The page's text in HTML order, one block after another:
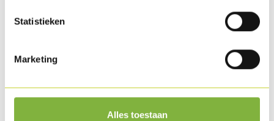
Statistieken
Marketing
Alles toestaan
Tartare de poulet ‘New Style’